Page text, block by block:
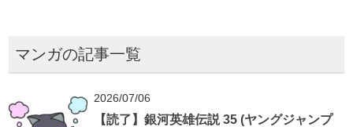
マンガの記事一覧
2026/07/06
【読了】銀河英雄伝説 35 (ヤングジャンプ